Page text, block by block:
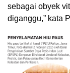
sebagai obyek
diganggu,” kata